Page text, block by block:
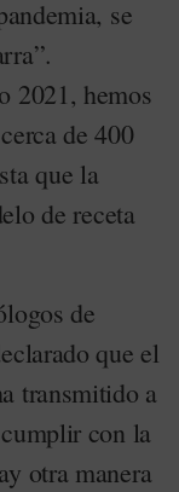
se
2021, hemos
de 400
que la
de receta
de
que el
transmitido a
con la
otra manera